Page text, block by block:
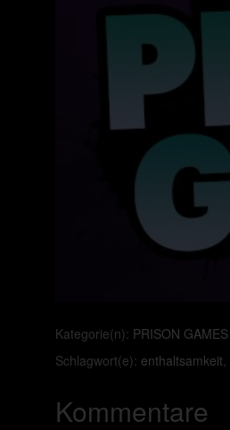
Kategorie(n): PRISON GAMES
Schlagwort(e): enthaltsamkeit,
Kommentare